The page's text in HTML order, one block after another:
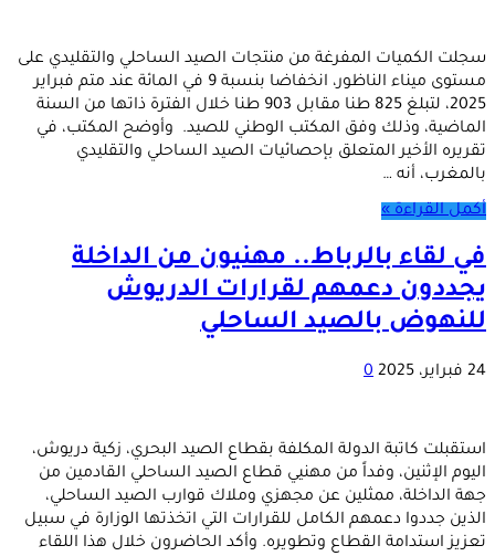
سجلت الكميات المفرغة من منتجات الصيد الساحلي والتقليدي على
مستوى ميناء الناظور، انخفاضا بنسبة 9 في المائة عند متم فبراير
2025، لتبلغ 825 طنا مقابل 903 طنا خلال الفترة ذاتها من السنة
الماضية، وذلك وفق المكتب الوطني للصيد. وأوضح المكتب، في
تقريره الأخير المتعلق بإحصائيات الصيد الساحلي والتقليدي
بالمغرب، أنه …
أكمل القراءة »
في لقاء بالرباط.. مهنيون من الداخلة
يجددون دعمهم لقرارات الدريوش
للنهوض بالصيد الساحلي
24 فبراير، 2025 0
استقبلت كاتبة الدولة المكلفة بقطاع الصيد البحري، زكية دريوش،
اليوم الإثنين، وفداً من مهنيي قطاع الصيد الساحلي القادمين من
جهة الداخلة، ممثلين عن مجهزي وملاك قوارب الصيد الساحلي،
الذين جددوا دعمهم الكامل للقرارات التي اتخذتها الوزارة في سبيل
تعزيز استدامة القطاع وتطويره. وأكد الحاضرون خلال هذا اللقاء